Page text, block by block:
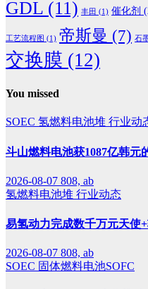
GDL (11) 丰田 (1) 催化剂
工艺流程图 (1) 帝斯曼 (7) 石
交换膜 (12)
You missed
SOEC 氢燃料电池堆 行业动
斗山燃料电池获1087亿韩元
2026-08-07 808, ab
氢燃料电池堆 行业动态
易氢动力完成数千万元天使
2026-08-07 808, ab
SOEC 固体燃料电池SOFC